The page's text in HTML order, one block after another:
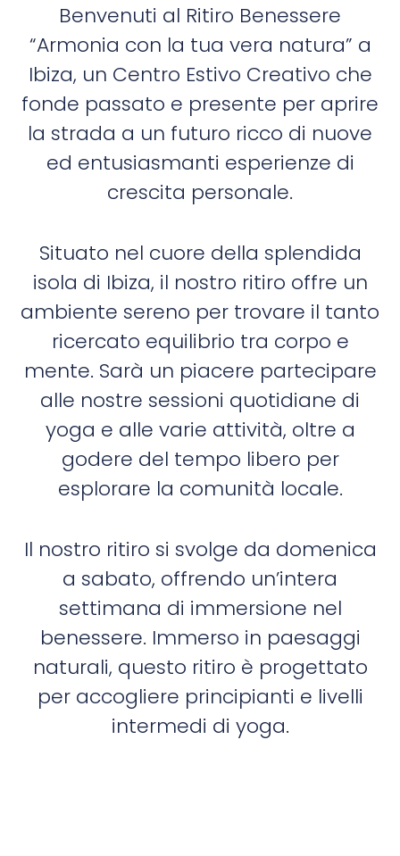
Benvenuti al Ritiro Benessere
“Armonia con la tua vera natura” a
Ibiza, un Centro Estivo Creativo che
fonde passato e presente per aprire
la strada a un futuro ricco di nuove
ed entusiasmanti esperienze di
crescita personale.
Situato nel cuore della splendida
isola di Ibiza, il nostro ritiro offre un
ambiente sereno per trovare il tanto
ricercato equilibrio tra corpo e
mente. Sarà un piacere partecipare
alle nostre sessioni quotidiane di
yoga e alle varie attività, oltre a
godere del tempo libero per
esplorare la comunità locale.
Il nostro ritiro si svolge da domenica
a sabato, offrendo un’intera
settimana di immersione nel
benessere. Immerso in paesaggi
naturali, questo ritiro è progettato
per accogliere principianti e livelli
intermedi di yoga.